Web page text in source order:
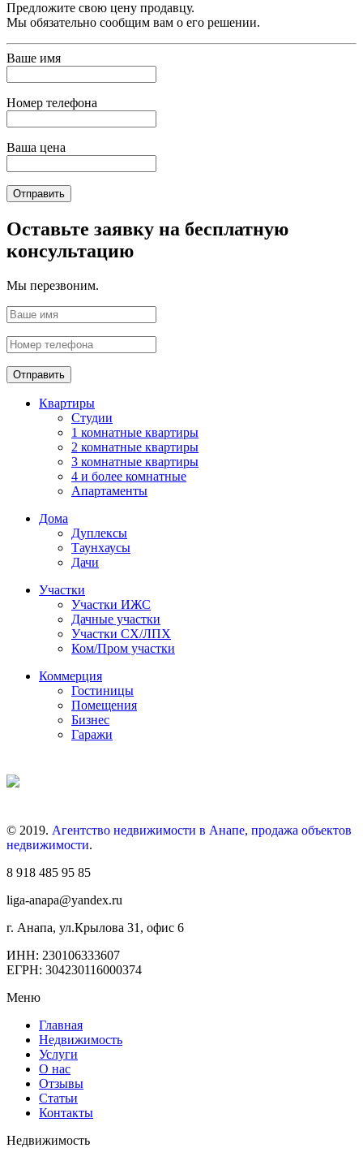
Предложите свою цену продавцу.
Мы обязательно сообщим вам о его решении.
Ваше имя
Номер телефона
Ваша цена
Отправить
Оставьте заявку на бесплатную
консультацию
Мы перезвоним.
Отправить
Квартиры
Студии
1 комнатные квартиры
2 комнатные квартиры
3 комнатные квартиры
4 и более комнатные
Апартаменты
Дома
Дуплексы
Таунхаусы
Дачи
Участки
Участки ИЖС
Дачные участки
Участки СХ/ЛПХ
Ком/Пром участки
Коммерция
Гостиницы
Помещения
Бизнес
Гаражи
© 2019. Агентство недвижимости в Анапе, продажа объектов
недвижимости.
8 918 485 95 85
liga-anapa@yandex.ru
г. Анапа, ул.Крылова 31, офис 6
ИНН: 230106333607
ЕГРН: 304230116000374
Меню
Главная
Недвижимость
Услуги
О нас
Отзывы
Статьи
Контакты
Недвижимость